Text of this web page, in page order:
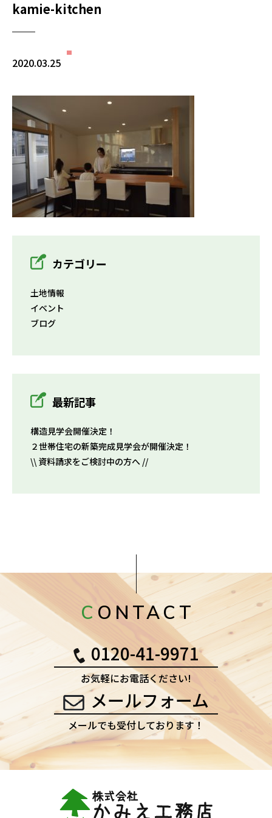
kamie-kitchen
2020.03.25
カテゴリー
土地情報
イベント
ブログ
最新記事
構造見学会開催決定！
２世帯住宅の新築完成見学会が開催決定！
\\ 資料請求をご検討中の方へ //
CONTACT
0120-41-9971
お気軽にお電話ください!
メールフォーム
メールでも受付しております！